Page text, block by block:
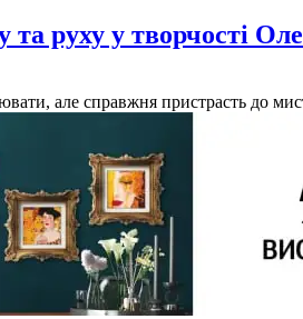
та руху у творчості
але справжня пристрасть до